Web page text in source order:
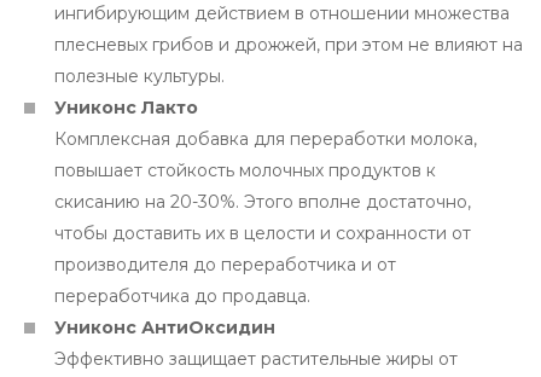
ингибирующим действием в отношении множества
плесневых грибов и дрожжей, при этом не влияют на
полезные культуры.
Униконс Лакто
Комплексная добавка для переработки молока,
повышает стойкость молочных продуктов к
скисанию на 20-30%. Этого вполне достаточно,
чтобы доставить их в целости и сохранности от
производителя до переработчика и от
переработчика до продавца.
Униконс АнтиОксидин
Эффективно защищает растительные жиры от